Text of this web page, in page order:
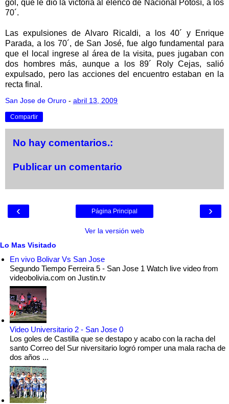
gol, que le dio la victoria al elenco de Nacional Potosí, a los
70´.
Las expulsiones de Alvaro Ricaldi, a los 40´ y Enrique
Parada, a los 70´, de San José, fue algo fundamental para
que el local ingrese al área de la visita, pues jugaban con
dos hombres más, aunque a los 89´ Roly Cejas, salió
expulsado, pero las acciones del encuentro estaban en la
recta final.
San Jose de Oruro - abril 13, 2009
Compartir
No hay comentarios.:
Publicar un comentario
‹ ›
Página Principal
Ver la versión web
Lo Mas Visitado
En vivo Bolivar Vs San Jose
Segundo Tiempo Ferreira 5 - San Jose 1 Watch live video from
videobolivia.com on Justin.tv
Video Universitario 2 - San Jose 0
Los goles de Castilla que se destapo y acabo con la racha del
santo Correo del Sur niversitario logró romper una mala racha de
dos años ...